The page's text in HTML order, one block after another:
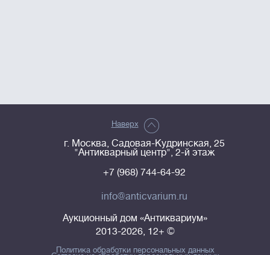
Наверх
г. Москва, Садовая-Кудринская, 25
"Антикварный центр", 2-й этаж
+7 (968) 744-64-92
info@anticvarium.ru
Аукционный дом «Антиквариум»
2013-2026, 12+ ©
Политика обработки персональных данных